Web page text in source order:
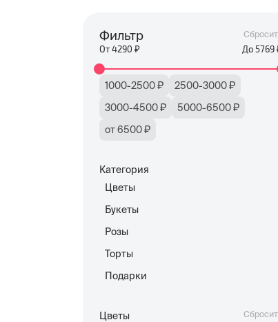
Фильтр
От4290 ₽ До 5769
1000-2500 ₽
2500-3000 ₽
3000-4500 ₽
5000-6500 ₽
от 6500 ₽
Категория
Цветы
Букеты
Розы
Торты
Подарки
Цветы